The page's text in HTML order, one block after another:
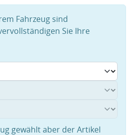
Fahrzeug sind
Sie Ihre
gewählt aber der Artikel